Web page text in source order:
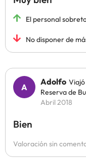
El personal
No disponer de
Adolfo
Reserva de
Abril 2018
Bien
Valoración sin